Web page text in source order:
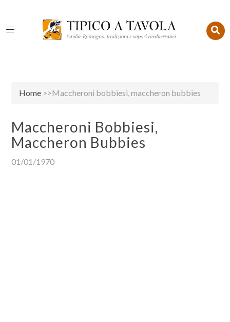
Home >>Maccheroni bobbiesi, maccheron bubbies
Maccheroni Bobbiesi,
Maccheron Bubbies
01/01/1970